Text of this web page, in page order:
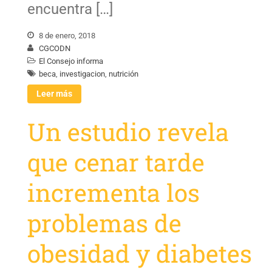
encuentra […]
8 de enero, 2018
CGCODN
El Consejo informa
beca, investigacion, nutrición
Leer más
Un estudio revela
que cenar tarde
incrementa los
problemas de
obesidad y diabetes